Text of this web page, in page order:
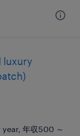
luxury
年収500 ～